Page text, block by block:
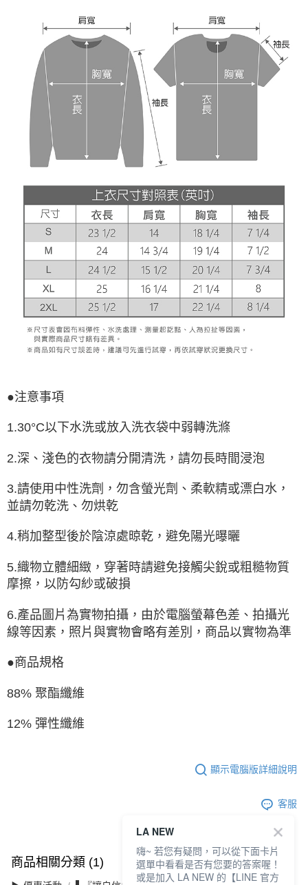
●注意事項
1.30°C以下水洗或放入洗衣袋中弱轉洗滌
2.深、淺色的衣物請分開清洗，請勿長時間浸泡
3.請使用中性洗劑，勿含螢光劑、柔軟精或漂白水，
並請勿乾洗、勿烘乾
4.稍加整型後於陰涼處晾乾，避免陽光曝曬
5.織物立體細緻，穿著時請避免接觸尖銳或粗糙物質
摩擦，以防勾紗或破損
6.產品圖片為實物拍攝，由於電腦螢幕色差、拍攝光
線等因素，照片與實物會略有差別，商品以實物為準
●商品規格
88% 聚酯纖維
12% 彈性纖維
顯示電腦版詳細說明
客服
商品相關分類 (1)
LA NEW
嗨~ 若您有疑問，可以從下面卡片
選單中看看是否有您要的答案喔！
或是加入 LA NEW 的【LINE 官方